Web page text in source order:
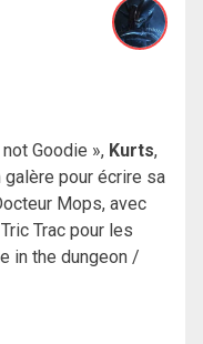
Goodie », Kurts,
pour écrire sa
Mops, avec
Trac pour les
in the dungeon /